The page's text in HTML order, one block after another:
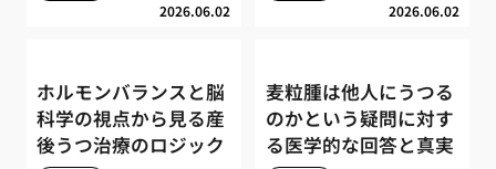
2026.06.02 2026.06.02
ホルモンバランスと脳
科学の視点から見る産
後うつ治療のロジック
麦粒腫は他人にうつる
のかという疑問に対す
る医学的な回答と真実